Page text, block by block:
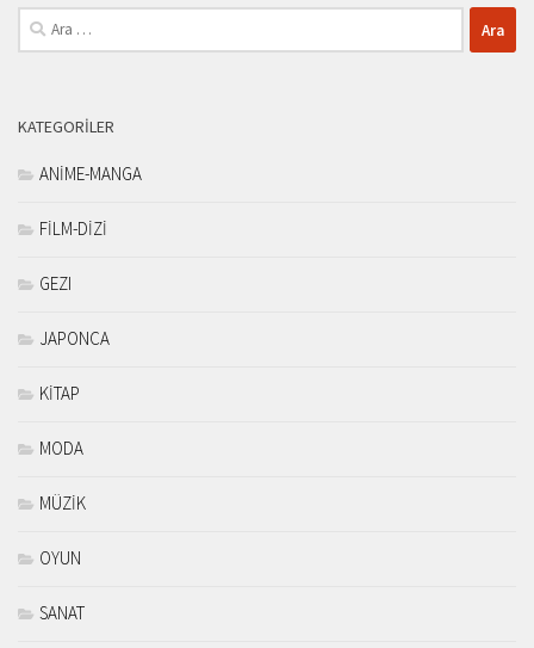
Arama:
KATEGORILER
ANİME-MANGA
FİLM-DİZİ
GEZI
JAPONCA
KİTAP
MODA
MÜZİK
OYUN
SANAT